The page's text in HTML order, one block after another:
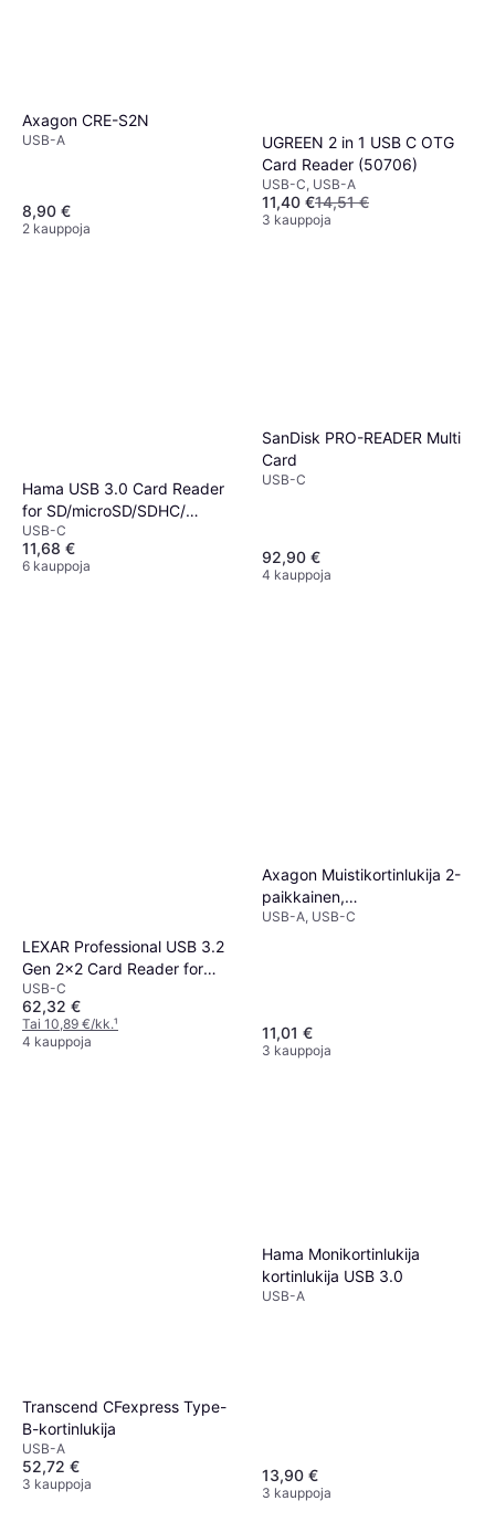
Axagon CRE-S2N
USB-A
8,90 €
2 kauppoja
UGREEN 2 in 1 USB C OTG
Card Reader (50706)
USB-C, USB-A
11,40 €14,51 €
3 kauppoja
Hama USB 3.0 Card Reader
for SD/microSD/SDHC/
microSDHC/SDXC/microSDXC
(00200131)
USB-C
11,68 €
6 kauppoja
SanDisk PRO-READER Multi
Card
USB-C
92,90 €
4 kauppoja
LEXAR Professional USB 3.2
Gen 2x2 Card Reader for
CFexpress
USB-C
62,32 €
Tai 10,89 €/kk.¹
4 kauppoja
Axagon Muistikortinlukija 2-
paikkainen,
SD/mSD/MMC/TF, USB-C A
USB-A, USB-C
11,01 €
3 kauppoja
Transcend CFexpress Type-
B-kortinlukija
USB-A
52,72 €
3 kauppoja
Hama Monikortinlukija
kortinlukija USB 3.0
USB-A
13,90 €
3 kauppoja